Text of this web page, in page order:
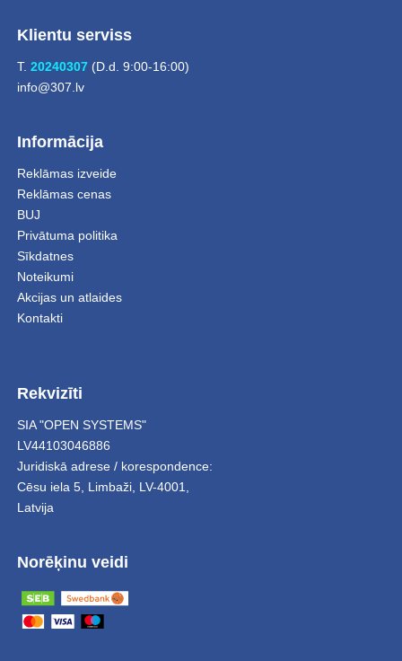
Klientu serviss
T. 20240307(D.d. 9:00-16:00)
info@307.lv
Informācija
Reklāmas izveide
Reklāmas cenas
BUJ
Privātuma politika
Sīkdatnes
Noteikumi
Akcijas un atlaides
Kontakti
Rekvizīti
SIA "OPEN SYSTEMS"
LV44103046886
Juridiskā adrese / korespondence:
Cēsu iela 5, Limbaži, LV-4001,
Latvija
Norēķinu veidi